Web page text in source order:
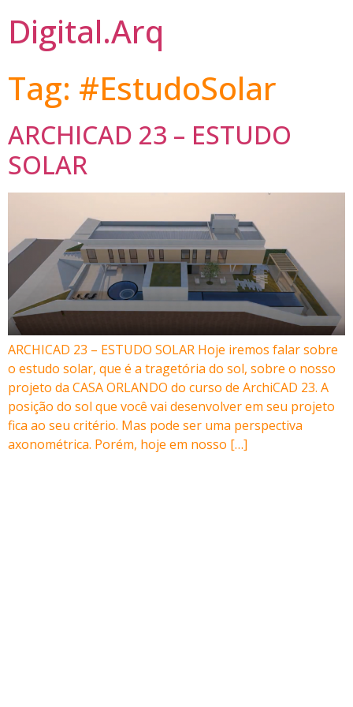
Digital.Arq
Tag: #EstudoSolar
ARCHICAD 23 – ESTUDO
SOLAR
ARCHICAD 23 – ESTUDO SOLAR Hoje iremos falar sobre
o estudo solar, que é a tragetória do sol, sobre o nosso
projeto da CASA ORLANDO do curso de ArchiCAD 23. A
posição do sol que você vai desenvolver em seu projeto
fica ao seu critério. Mas pode ser uma perspectiva
axonométrica. Porém, hoje em nosso […]